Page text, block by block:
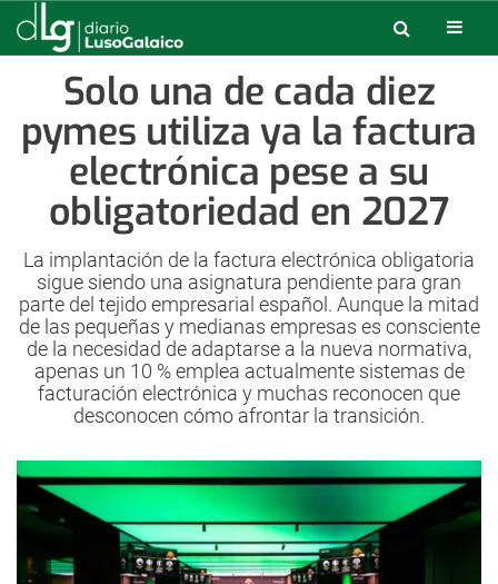
Solo una de cada diez
pymes utiliza ya la factura
electrónica pese a su
obligatoriedad en 2027
La implantación de la factura electrónica obligatoria
sigue siendo una asignatura pendiente para gran
parte del tejido empresarial español. Aunque la mitad
de las pequeñas y medianas empresas es consciente
de la necesidad de adaptarse a la nueva normativa,
apenas un 10 % emplea actualmente sistemas de
facturación electrónica y muchas reconocen que
desconocen cómo afrontar la transición.